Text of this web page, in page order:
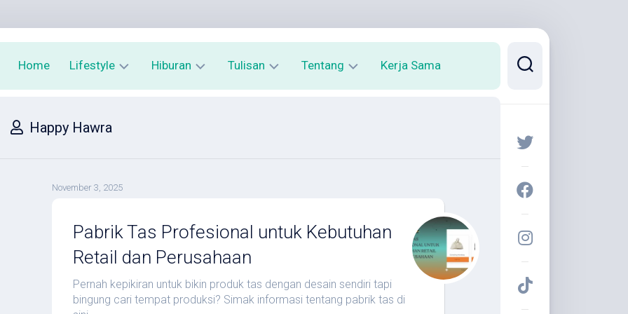
Home Lifestyle
Edukasi
Hiburan Tulisan Tentang Kerja Sama
Happy Hawra
November 3, 2025
Pabrik Tas Profesional untuk Kebutuhan
Retail dan Perusahaan
Pernah kepikiran untuk bikin produk tas dengan desain sendiri tapi
bingung cari tempat produksi? Simak informasi tentang pabrik tas di